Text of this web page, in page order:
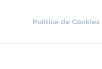
Política de Cookies